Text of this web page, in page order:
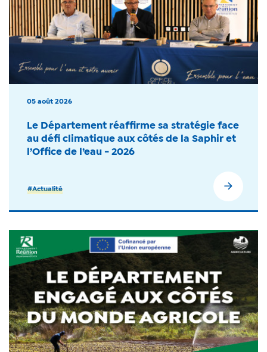
05 août 2026
Le Département réaffirme sa stratégie face
au défi climatique aux côtés de la Saphir et
l’Office de l’eau - 2026
#Actualité